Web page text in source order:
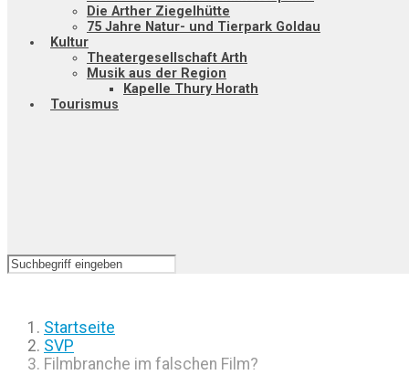
Die Arther Ziegelhütte
75 Jahre Natur- und Tierpark Goldau
Kultur
Theatergesellschaft Arth
Musik aus der Region
Kapelle Thury Horath
Tourismus
Startseite
SVP
Filmbranche im falschen Film?